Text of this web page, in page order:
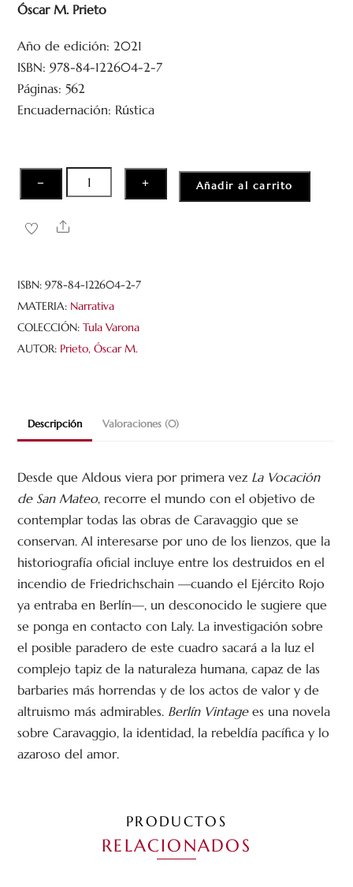
a
r
d
o
c
o
5
Óscar M. Prieto
Año de edición: 2021
ISBN: 978-84-122604-2-7
Páginas: 562
Encuadernación: Rústica
−
Berlín
Vintage
cantidad
+ Añadir al carrito
Share
ISBN:978-84-122604-2-7
MATERIA: Narrativa
COLECCIÓN:Tula Varona
AUTOR: Prieto, Óscar M.
Descripción Valoraciones (0)
Desde que Aldous viera por primera vez La Vocación
de San Mateo, recorre el mundo con el objetivo de
contemplar todas las obras de Caravaggio que se
conservan. Al interesarse por uno de los lienzos, que la
historiografía oficial incluye entre los destruidos en el
incendio de Friedrichschain —cuando el Ejército Rojo
ya entraba en Berlín—, un desconocido le sugiere que
se ponga en contacto con Laly. La investigación sobre
el posible paradero de este cuadro sacará a la luz el
complejo tapiz de la naturaleza humana, capaz de las
barbaries más horrendas y de los actos de valor y de
altruismo más admirables. Berlín Vintagees una novela
sobre Caravaggio, la identidad, la rebeldía pacífica y lo
azaroso del amor.
PRODUCTOS
RELACIONADOS